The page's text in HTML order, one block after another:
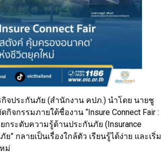
จประกันภัย (สำนักงาน คปภ.) นำโดย นายชู
จกรรมภายใต้ชื่องาน “Insure Connect Fair :
ระดับความรู้ด้านประกันภัย (Insurance
กลายเป็นเรื่องใกล้ตัว เรียนรู้ได้ง่าย และเริ่ม
ม่